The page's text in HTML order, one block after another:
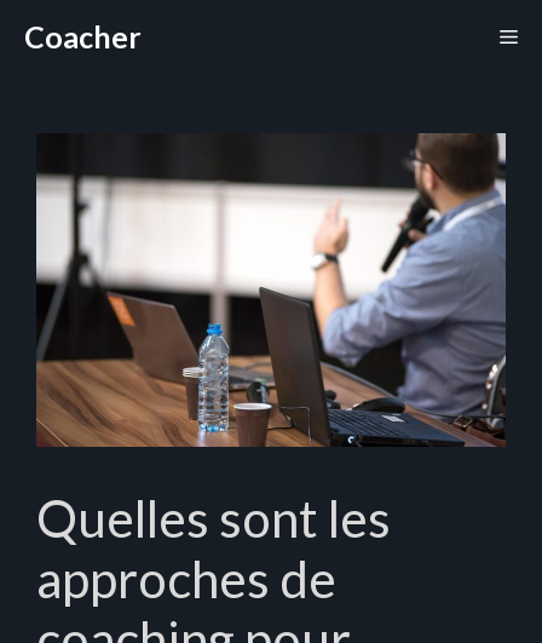
Coacher
Quelles sont les
approches de